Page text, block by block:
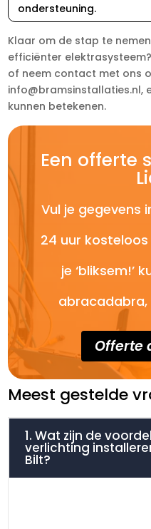
ondersteuning.
Klaar om de stap te
efficiënter elektrasysteem?
of neem contact met ons
info@bramsinstallaties.nl,
kunnen betekenen.
Een offerte
Vul je gegevens
24 uur
je ‘bliksem!’
abracadabra,
Offerte
Meest gestelde
1. Wat zijn de
verlichting
Bilt?